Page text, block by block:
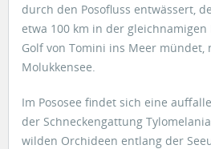
durch den Posofluss entwässert,
etwa 100 km in der gleichnamigen
Golf von Tomini ins Meer mündet,
Molukkensee.
Im Pososee findet sich eine
der Schneckengattung
wilden Orchideen entlang der